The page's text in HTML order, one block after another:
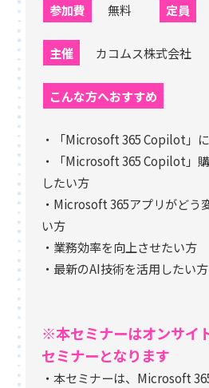
参加費 無料 定員
主催 カコムス株式会社
こんな方へおすすめ
・「Microsoft 365 Copilot」
・「Microsoft 365 Copilot」
したい方
・Microsoft 365アプリがどう
い方
・業務効率を向上させたい方
・最新のAI技術を活用したい方
※本セミナーはオンサイ
セミナーとなります
・本セミナーは、Microsoft